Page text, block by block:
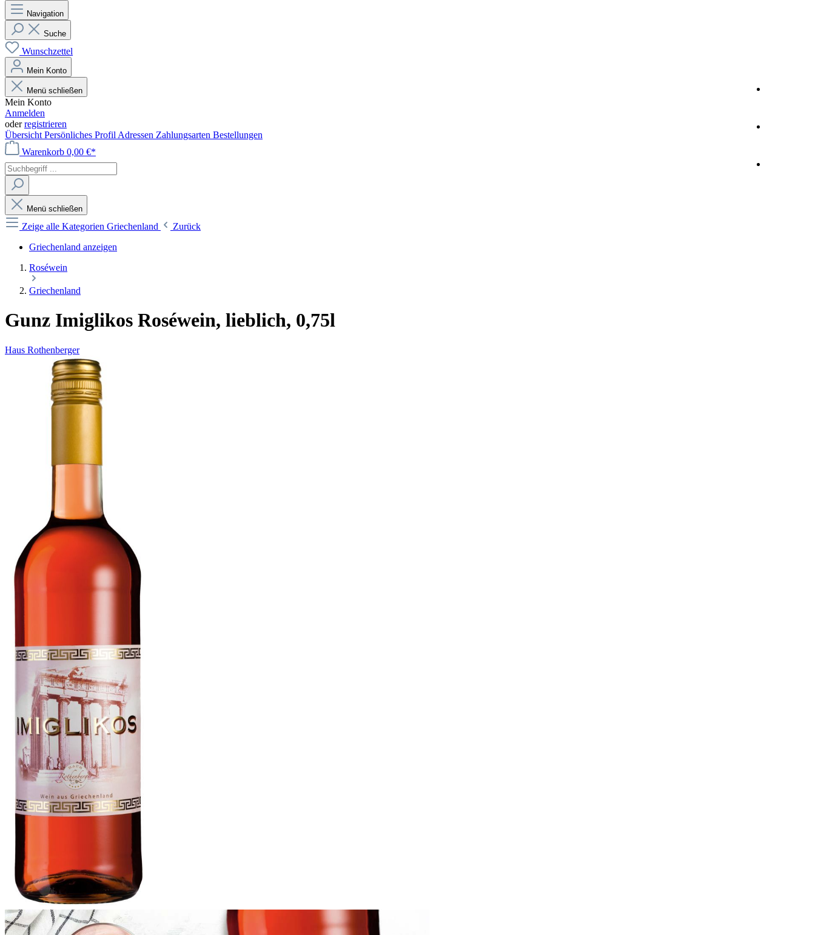
Navigation
Suche
Wunschzettel
Mein Konto
Menü schließen
Mein Konto
Anmelden
oderregistrieren
Übersicht Persönliches Profil Adressen Zahlungsarten Bestellungen
Warenkorb 0,00 €*
Menü schließen
Zeige alle Kategorien Griechenland
Zurück
Griechenland anzeigen
Roséwein
Griechenland
Gunz Imiglikos Roséwein, lieblich, 0,75l
Haus Rothenberger